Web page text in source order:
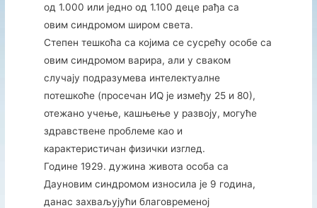
од 1.000 или једно од 1.100 деце рађа са
овим синдромом широм света.
Степен тешкоћа са којима се сусрећу особе са
овим синдромом варира, али у сваком
случају подразумева интелектуалне
потешкоће (просечан ИQ је између 25 и 80),
отежано учење, кашњење у развоју, могуће
здравствене проблеме као и
карактеристичан физички изглед.
Године 1929. дужина живота особа са
Дауновим синдромом износила је 9 година,
данас захваљујући благовременој